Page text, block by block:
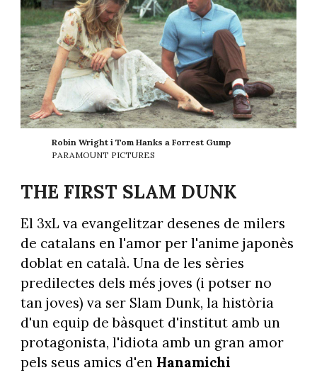
Robin Wright i Tom Hanks a Forrest Gump
PARAMOUNT PICTURES
THE FIRST SLAM DUNK
El 3xL va evangelitzar desenes de milers
de catalans en l'amor per l'anime japonès
doblat en català. Una de les sèries
predilectes dels més joves (i potser no
tan joves) va ser Slam Dunk, la història
d'un equip de bàsquet d'institut amb un
protagonista, l'idiota amb un gran amor
pels seus amics d'en Hanamichi